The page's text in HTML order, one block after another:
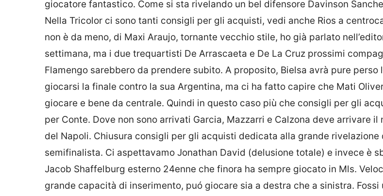
giocatore fantastico. Come si sta rivelando un bel difensore Davinson
Nella Tricolor ci sono tanti consigli per gli acquisti, vedi anche Rios a
non è da meno, di Maxi Araujo, tornante vecchio stile, ho già parlato
settimana, ma i due trequartisti De Arrascaeta e De La Cruz prossimi
Flamengo sarebbero da prendere subito. A proposito, Bielsa avrà pure perso
giocarsi la finale contro la sua Argentina, ma ci ha fatto capire che Mati
giocare e bene da centrale. Quindi in questo caso più che consigli per gli
per Conte. Dove non sono arrivati Garcia, Mazzarri e Calzona deve arrivare il
del Napoli. Chiusura consigli per gli acquisti dedicata alla grande rivelazione
semifinalista. Ci aspettavamo Jonathan David (delusione totale) e invece è
Jacob Shaffelburg esterno 24enne che finora ha sempre giocato in Mls.
grande capacità di inserimento, puó giocare sia a destra che a sinistra. Fossi